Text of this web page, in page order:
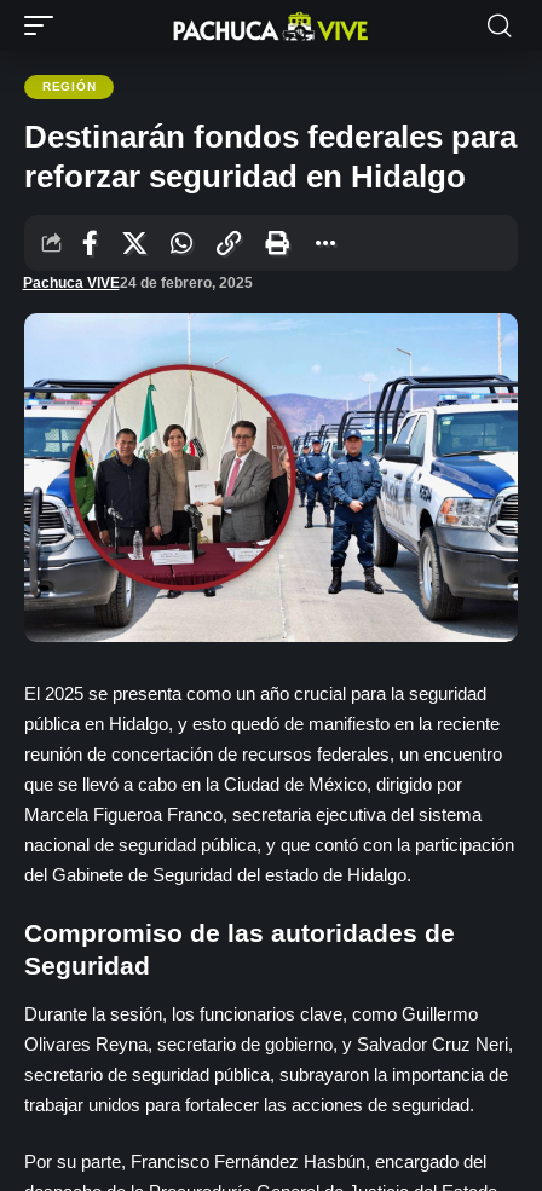
REGIÓN
Destinarán fondos federales para
reforzar seguridad en Hidalgo
Pachuca VIVE24 de febrero, 2025
El 2025 se presenta como un año crucial para la seguridad
pública en Hidalgo, y esto quedó de manifiesto en la reciente
reunión de concertación de recursos federales, un encuentro
que se llevó a cabo en la Ciudad de México, dirigido por
Marcela Figueroa Franco, secretaria ejecutiva del sistema
nacional de seguridad pública, y que contó con la participación
del Gabinete de Seguridad del estado de Hidalgo.
Compromiso de las autoridades de
Seguridad
Durante la sesión, los funcionarios clave, como Guillermo
Olivares Reyna, secretario de gobierno, y Salvador Cruz Neri,
secretario de seguridad pública, subrayaron la importancia de
trabajar unidos para fortalecer las acciones de seguridad.
Por su parte, Francisco Fernández Hasbún, encargado del